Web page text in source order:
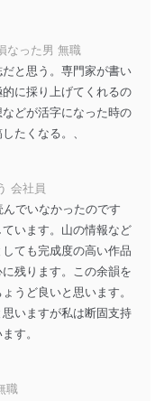
なった男 無職
だと思う。専門家が書い
に採り上げてくれるの
どが活字になった時の
たくなる。、
会社員
でいなかったのです
います。山の情報など
ても完成度の高い作品
残ります。この余韻を
うど良いと思います。
いますが私は断固支持
す。
職